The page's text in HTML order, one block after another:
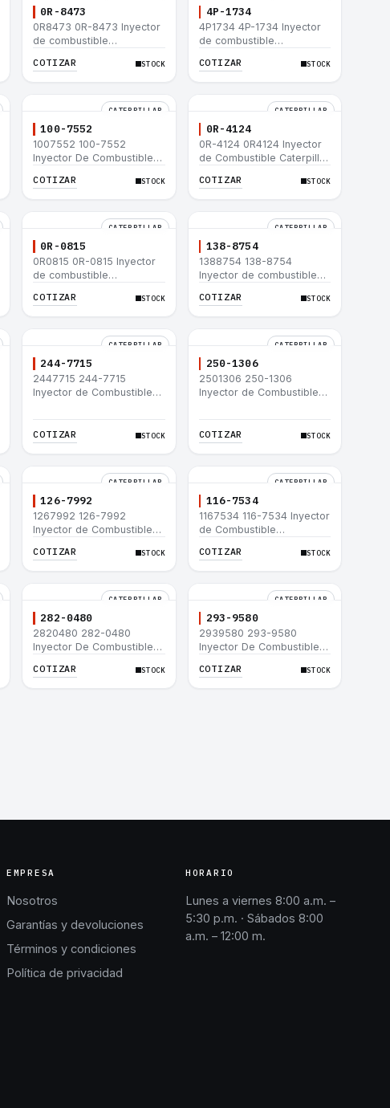
0R-8473
0R8473 0R-8473 Inyector
de combustible
3114 3116
COTIZAR STOCK
4P-1734
4P1734 4P-1734 Inyector
de combustible
3114 3116
COTIZAR STOCK
CATERPILLAR
100-7552
1007552 100-7552
Inyector De Combustible
330B 160H 12G 12H 140G
COTIZAR STOCK
CATERPILLAR
0R-4124
0R-4124 0R4124 Inyector
de Combustible Caterpillar
140H 12G 160H D6R D6H
COTIZAR STOCK
CATERPILLAR
0R-0815
0R0815 0R-0815 Inyector
de combustible
775D D9R D10R 657E 631E
COTIZAR STOCK
CATERPILLAR
138-8754
1388754 138-8754
Inyector de combustible
775D D9R D10R 657E 631E
COTIZAR STOCK
CATERPILLAR
244-7715
2447715 244-7715
Inyector de Combustible
COTIZAR
STOCK
CATERPILLAR
250-1306
2501306 250-1306
Inyector de Combustible
992G
COTIZAR STOCK
CATERPILLAR
126-7992
1267992 126-7992
Inyector de Combustible
3512B 3516B 3516C 854G
COTIZAR STOCK
CATERPILLAR
116-7534
1167534 116-7534 Inyector
de Combustible
3512B 3516B 3516C 854G
COTIZAR STOCK
CATERPILLAR
282-0480
2820480 282-0480
Inyector De Combustible
953D
COTIZAR STOCK
CATERPILLAR
293-9580
2939580 293-9580
Inyector De Combustible
953D
COTIZAR STOCK
EMPRESA
Nosotros
Garantías y devoluciones
Términos y condiciones
Política de privacidad
HORARIO
Lunes a viernes 8:00 a.m. –
5:30 p.m. · Sábados 8:00
a.m. – 12:00 m.